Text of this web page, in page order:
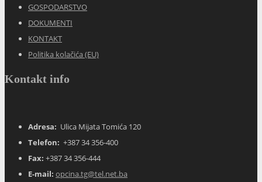
GOSPODARSTVO
DOKUMENTI
KONTAKT
Politika kolačića (EU)
Kontakt info
Adresa: Ulica Mijata Tomića 120
Telefon: +387 34 356-400
Fax: +387 34 356-444
E-mail: opcina.tg@tel.net.ba